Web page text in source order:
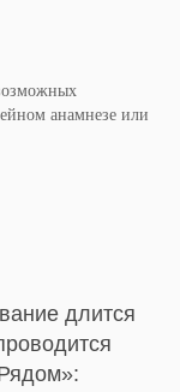
анамнезе или
длится